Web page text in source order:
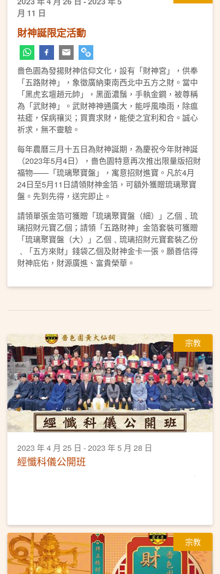
月 11 日
財神誕限定活動
嗇色園為發揚財神信仰文化，設有「財神宮」，供奉
「五路財神」，象徵廣納東南西北中五方之財。當中
「黑虎玄壇趙元帥」，黑面濃鬚，手執金鐧，被尊稱
為「武財神」。武財神神通廣大，能呼風喚雨，除瘟
祛瘧，保病禳災；買賣求財，能使之宜利和合。誠心
祈求，無不靈驗。
每年農曆三月十五日為財神誕期，為慶祝今年財神誕
（2023年5月4日），嗇色園特意再次推出限量版招財
福物——「琉璃聚寶盤」，寓意招財進寶。凡於4月
24日至5月11日請領財神金箔，可額外獲贈琉璃聚寶
盤。先到先得，送完即止。
請領單張金箔可獲贈「琉璃聚寶盤（細）」乙個﹑琉
璃招財元寶乙個；請領「五路財神」金箔套裝可獲贈
「琉璃聚寶盤（大）」乙個﹑琉璃招財元寶套裝乙份
﹑「五方來財」錢袋乙個及財神金卡一張。願善信得
財神庇佑，財源廣進、富貴榮華。
宗教
2023 年 4 月 25 日 - 2023 年 5 月 28 日
經懺科儀公開班
宗教